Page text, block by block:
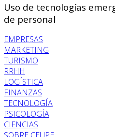
Uso de tecnologías
de personal
EMPRESAS
MARKETING
TURISMO
RRHH
LOGÍSTICA
FINANZAS
TECNOLOGÍA
PSICOLOGÍA
CIENCIAS